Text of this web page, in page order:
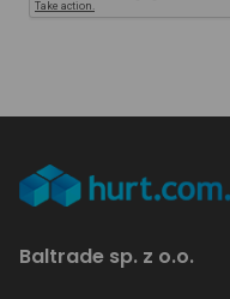
Baltrade sp. z o.o.